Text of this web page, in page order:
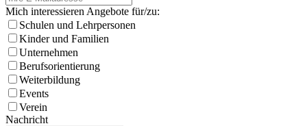
Mich interessieren Angebote für/zu:
Schulen und Lehrpersonen
Kinder und Familien
Unternehmen
Berufsorientierung
Weiterbildung
Events
Verein
Nachricht